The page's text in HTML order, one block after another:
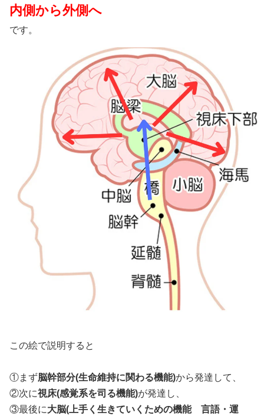
内側から外側へ
です。
この絵で説明すると
①まず脳幹部分(生命維持に関わる機能)から発達して、
②次に視床(感覚系を司る機能)が発達し、
③最後に大脳(上手く生きていくための機能 言語・運